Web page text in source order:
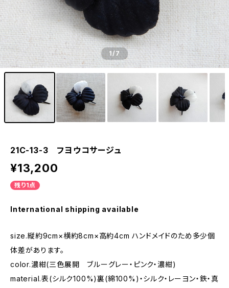
1/7
21C-13-3 フヨウコサージュ
¥13,200
残り1点
International shipping available
size.縦約9cm×横約8cm×高約4cm ハンドメイドのため多少個
体差があります。
color.濃紺(三色展開 ブルーグレー・ピンク・濃紺)
material.表(シルク100%)裏(綿100%)・シルク・レーヨン・鉄・真